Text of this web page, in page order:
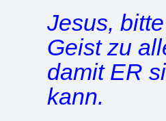
Jesus,
Geist zu
damit ER
kann.